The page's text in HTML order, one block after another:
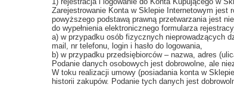
Zarejestrowanie Konta w Sklepie Internetowym jest
powyższego podstawą prawną przetwarzania jest
do wypełnienia elektronicznego formularza
a) w przypadku osób fizycznych nieprowadzących
mail, nr telefonu, login i hasło do logowania,
b) w przypadku przedsiębiorców – nazwa, adres
Podanie danych osobowych jest dobrowolne, ale
W toku realizacji umowy (posiadania konta w
historii zakupów. Podanie tych danych jest